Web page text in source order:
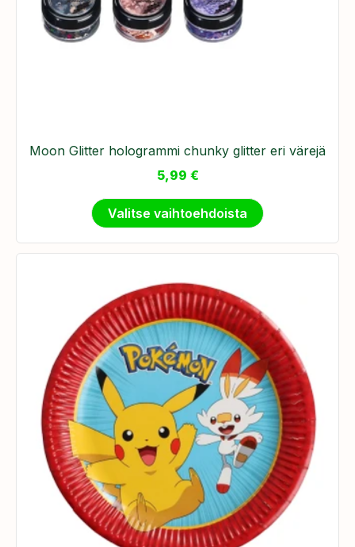
Moon Glitter hologrammi chunky glitter eri värejä
5,99 €
Valitse vaihtoehdoista